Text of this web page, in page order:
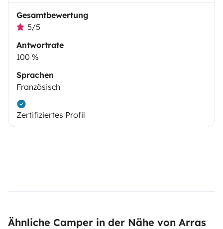
Gesamtbewertung
5/5
Antwortrate
100 %
Sprachen
Französisch
Zertifiziertes Profil
Ähnliche Camper in der Nähe von Arras